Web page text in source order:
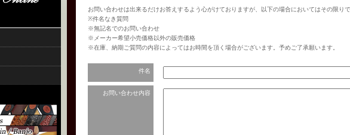
お問い合わせは出来るだけお答えするよう心がけておりますが、以下の場合においてはその限りで
※件名なき質問
※無記名でのお問い合わせ
※メーカー希望小売価格以外の販売価格
※在庫、納期ご質問の内容によってはお時間を頂く場合がございます。予めご了承願います。
件名
お問い合わせ内容